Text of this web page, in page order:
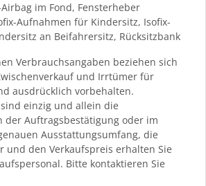
im Fond, Fensterheber
Aufnahmen für Kindersitz, Isofix-
an Beifahrersitz, Rücksitzbank
Verbrauchsangaben beziehen sich
und Irrtümer für
ausdrücklich vorbehalten.
einzig und allein die
der Auftragsbestätigung oder im
Ausstattungsumfang, die
und den Verkaufspreis erhalten Sie
Bitte kontaktieren Sie